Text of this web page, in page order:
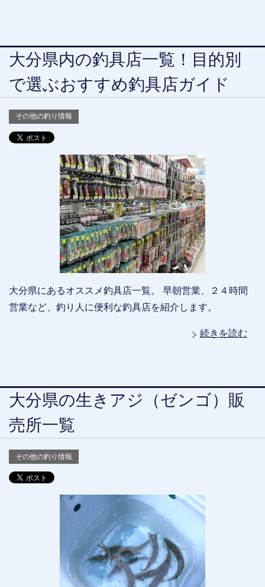
大分県内の釣具店一覧！目的別
で選ぶおすすめ釣具店ガイド
その他の釣り情報
大分県にあるオススメ釣具店一覧。 早朝営業、２４時間
営業など、釣り人に便利な釣具店を紹介します。
続きを読む
大分県の生きアジ（ゼンゴ）販
売所一覧
その他の釣り情報